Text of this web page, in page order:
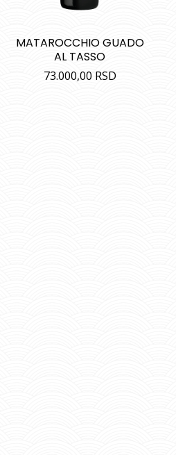
MATAROCCHIO GUADO
AL TASSO
73.000,00 RSD